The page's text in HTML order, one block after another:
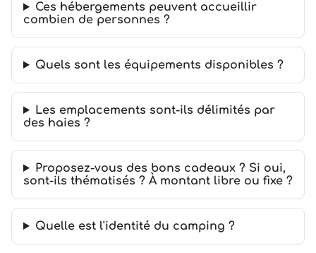
Ces hébergements peuvent accueillir
combien de personnes ?
Quels sont les équipements disponibles ?
Les emplacements sont-ils délimités par
des haies ?
Proposez-vous des bons cadeaux ? Si oui,
sont-ils thématisés ? À montant libre ou fixe ?
Quelle est l'identité du camping ?